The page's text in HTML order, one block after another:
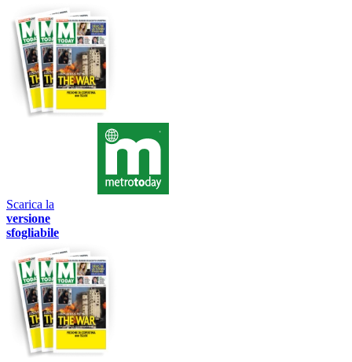
Scarica la
versione
sfogliabile